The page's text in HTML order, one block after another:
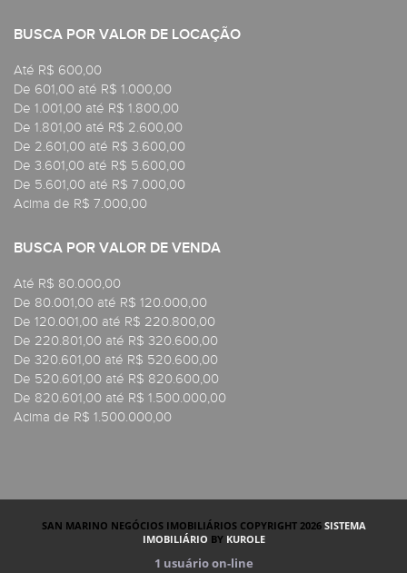
BUSCA POR VALOR DE LOCAÇÃO
Até R$ 600,00
De 601,00 até R$ 1.000,00
De 1.001,00 até R$ 1.800,00
De 1.801,00 até R$ 2.600,00
De 2.601,00 até R$ 3.600,00
De 3.601,00 até R$ 5.600,00
De 5.601,00 até R$ 7.000,00
Acima de R$ 7.000,00
BUSCA POR VALOR DE VENDA
Até R$ 80.000,00
De 80.001,00 até R$ 120.000,00
De 120.001,00 até R$ 220.800,00
De 220.801,00 até R$ 320.600,00
De 320.601,00 até R$ 520.600,00
De 520.601,00 até R$ 820.600,00
De 820.601,00 até R$ 1.500.000,00
Acima de R$ 1.500.000,00
SAN MARINO NEGÓCIOS IMOBILIÁRIOS COPYRIGHT 2026 SISTEMA
IMOBILIÁRIO BY KUROLE
1 usuário on-line